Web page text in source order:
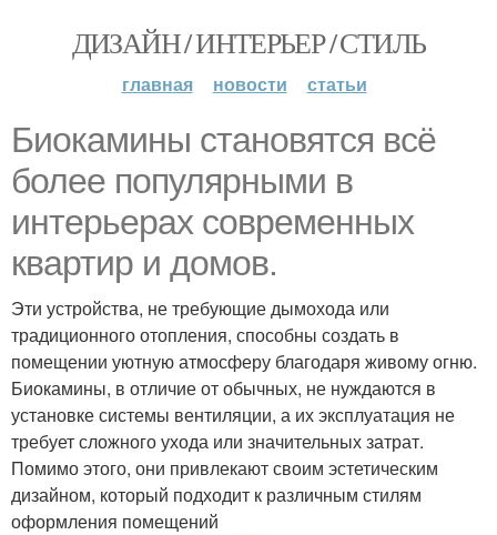
ДИЗАЙН / ИНТЕРЬЕР / СТИЛЬ
главная новости статьи
Биокамины становятся всё
более популярными в
интерьерах современных
квартир и домов.
Эти устройства, не требующие дымохода или
традиционного отопления, способны создать в
помещении уютную атмосферу благодаря живому огню.
Биокамины, в отличие от обычных, не нуждаются в
установке системы вентиляции, а их эксплуатация не
требует сложного ухода или значительных затрат.
Помимо этого, они привлекают своим эстетическим
дизайном, который подходит к различным стилям
оформления помещений